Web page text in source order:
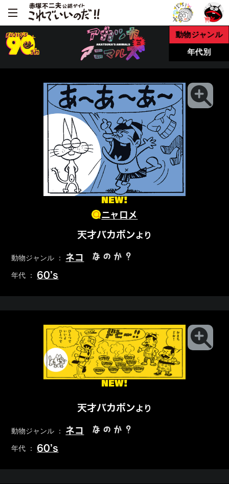
動物ジャンル
年代別
NEW!
ニャロメ
天才バカボンより
動物ジャンル ： ネコ なのか？
年代 ： 60’s
NEW!
天才バカボンより
動物ジャンル ： ネコ なのか？
年代 ： 60’s